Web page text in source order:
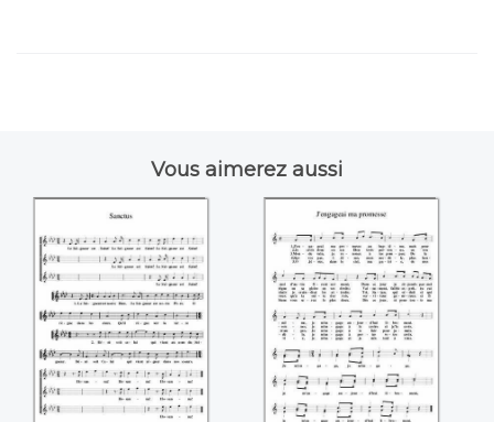
Vous aimerez aussi
Saint Saint
((Inconnu))
J'engageai ma
promesse
((Inconnu))